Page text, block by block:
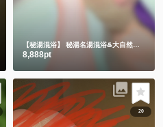
【秘湯混浴】 秘湯名湯混浴♨️大自然の中でハンドタオル㊙️
8,888pt
20